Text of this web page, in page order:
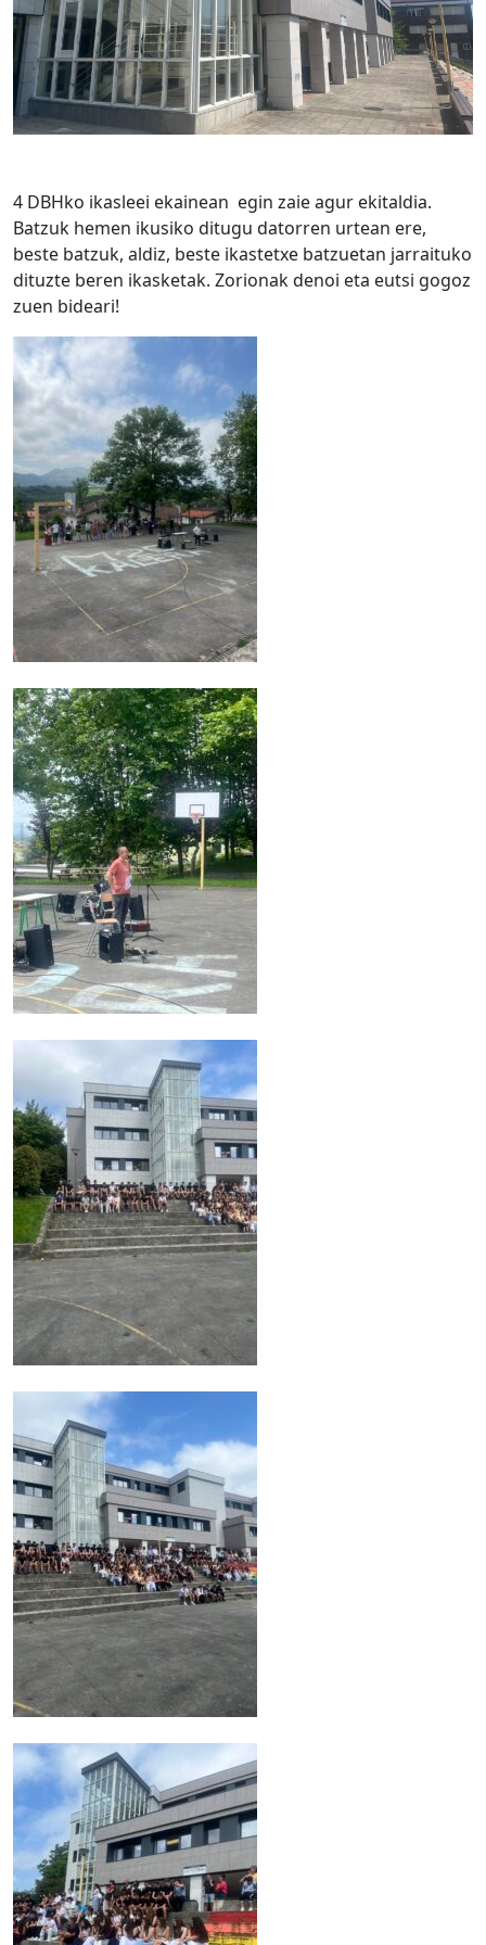
4 DBHko ikasleei ekainean egin zaie agur ekitaldia.
Batzuk hemen ikusiko ditugu datorren urtean ere,
beste batzuk, aldiz, beste ikastetxe batzuetan jarraituko
dituzte beren ikasketak. Zorionak denoi eta eutsi gogoz
zuen bideari!